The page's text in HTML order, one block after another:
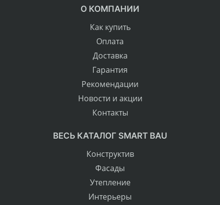
О КОМПАНИИ
Как купить
Оплата
Доставка
Гарантия
Рекомендации
Новости и акции
Контакты
ВЕСЬ КАТАЛОГ SMART BAU
Конструктив
Фасады
Утепление
Интерьеры